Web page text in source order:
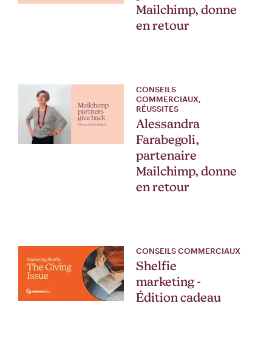
Mailchimp, donne
en retour
CONSEILS
COMMERCIAUX,
RÉUSSITES
Alessandra
Farabegoli,
partenaire
Mailchimp, donne
en retour
CONSEILS COMMERCIAUX
Shelfie
marketing -
Édition cadeau